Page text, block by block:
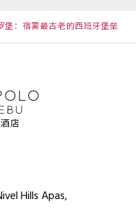
堡：宿雾最古老的西班牙堡垒
Hills Apas,